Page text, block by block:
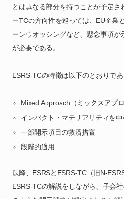
とは異なる部分を持つことが予定さ
ーTCの方向性を巡っては、EU企業
ーンウオッシングなど、懸念事項が
が必要である。
ESRS-TCの特徴は以下のとおりであ
Mixed Approach（ミックスアプロ
インパクト・マテリアリティを
一部開示項目の救済措置
段階的適用
以降、ESRSとESRS-TC（旧N-
ESRS-TCの解説をしながら、子会